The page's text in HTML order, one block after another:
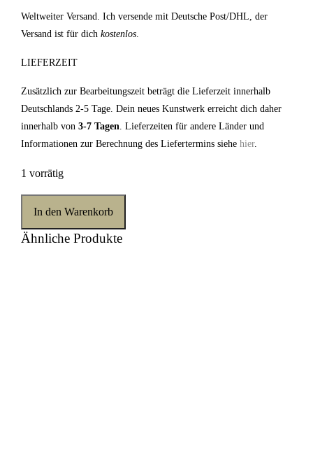
Weltweiter Versand. Ich versende mit Deutsche Post/DHL, der
Versand ist für dich kostenlos.
LIEFERZEIT
Zusätzlich zur Bearbeitungszeit beträgt die Lieferzeit innerhalb
Deutschlands 2-5 Tage. Dein neues Kunstwerk erreicht dich daher
innerhalb von 3-7 Tagen. Lieferzeiten für andere Länder und
Informationen zur Berechnung des Liefertermins siehe hier.
1 vorrätig
In den Warenkorb
Ähnliche Produkte